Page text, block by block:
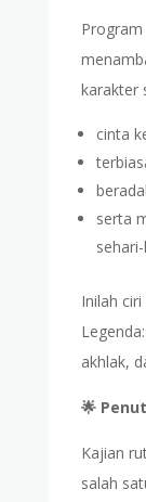
karakter
cinta
serta
Inilah
akhlak,
🌟
Kajian
salah